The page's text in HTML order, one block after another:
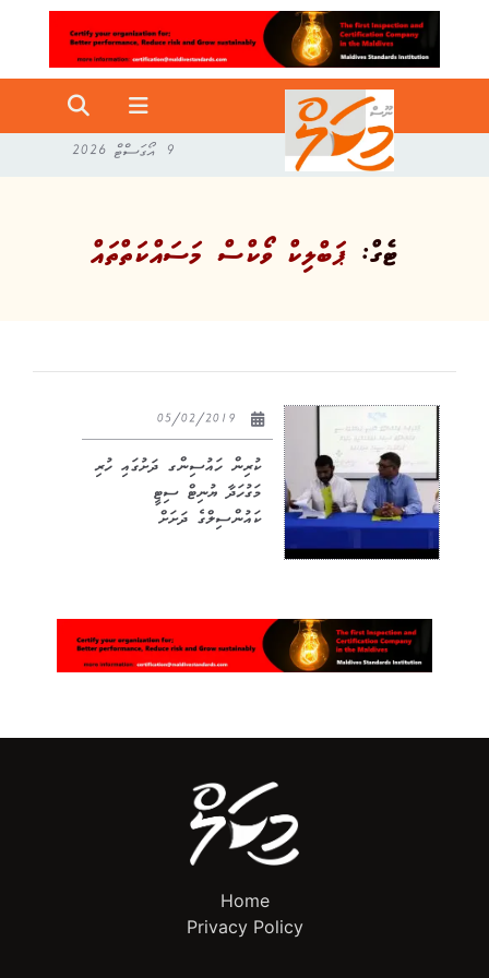
9 އޯގަސްޓް 2026
ޓެގް: ޕަބްލިކް ވޯކްސް މަސައްކަތްތައް
ކުރިން ހައުސިންގ ދަށުގައި ހުރި
މަގުހަދާ ޔުނިޓް ސިޓީ
ކައުންސިލްގެ ދަށަށް
Home
Privacy Policy